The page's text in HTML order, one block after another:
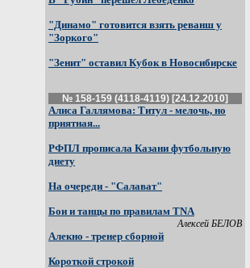
"Динамо" готовится взять реванш у
"Зоркого"
"Зенит" оставил Кубок в Новосибирске
№ 158-159 (4118-4119) [24.12.2010]
Алиса Галлямова: Титул - мелочь, но
приятная...
РФПЛ прописала Казани футбольную
диету
На очереди - "Салават"
Бои и танцы по правилам TNA
Алексей БЕЛОВ
Алекно - тренер сборной
Короткой строкой